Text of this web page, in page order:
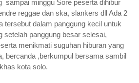
sampai minggu Sore peserta dihibur
reggae dan ska, slankers dll Ada 2
tersebut dalam panggung kecil untuk
setelah panggung besar selesai,
menikmati suguhan hiburan yang
bercanda ,berkumpul bersama sambil
kota solo.